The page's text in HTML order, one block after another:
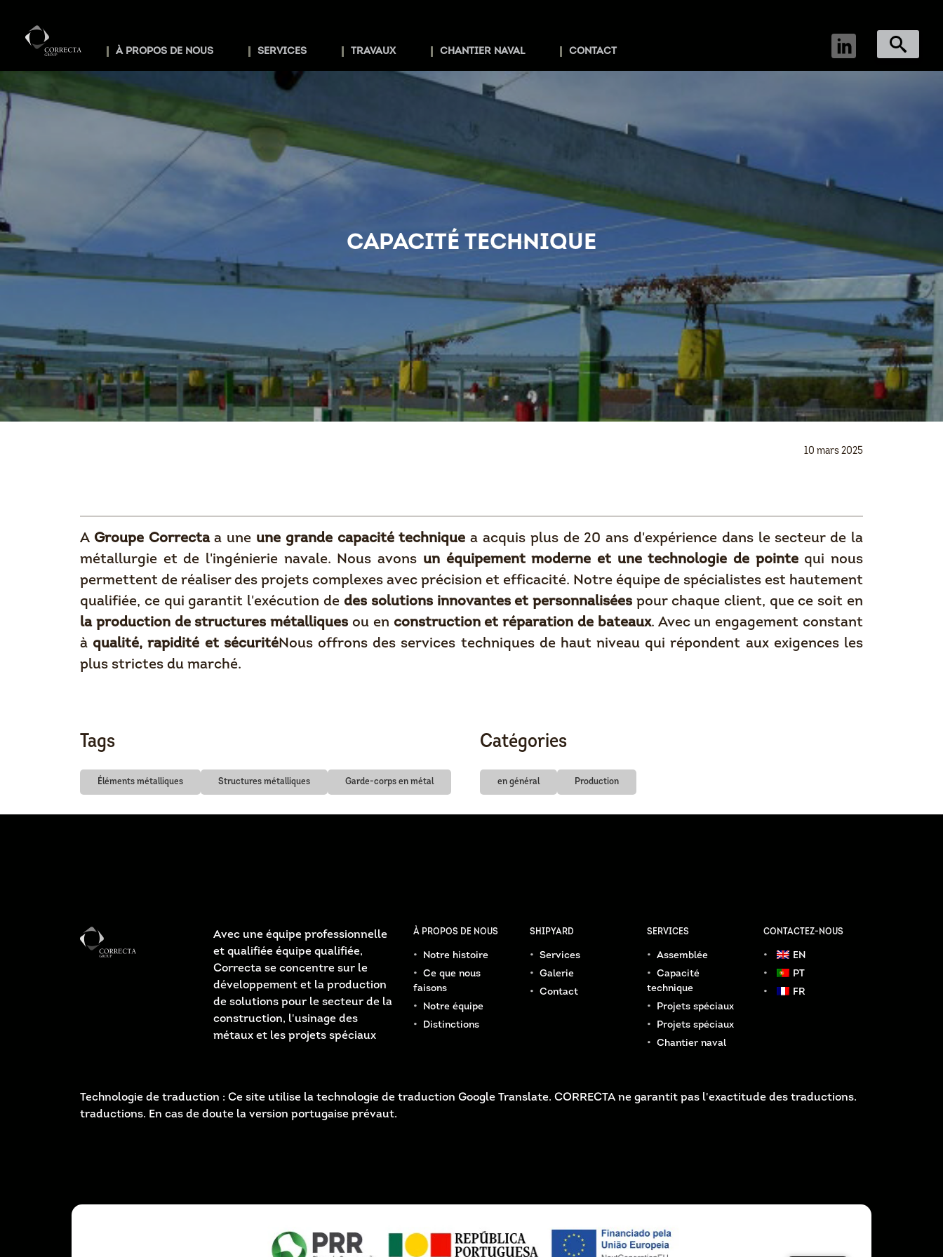
À PROPOS DE NOUS SERVICES TRAVAUX CHANTIER NAVAL CONTACT
CAPACITÉ TECHNIQUE
10 mars 2025
A Groupe Correctaa une une grande capacité technique a acquis plus de 20 ans d'expérience dans le secteur de la
métallurgie et de l'ingénierie navale. Nous avons un équipement moderne et une technologie de pointequi nous
permettent de réaliser des projets complexes avec précision et efficacité. Notre équipe de spécialistes est hautement
qualifiée, ce qui garantit l'exécution de des solutions innovantes et personnaliséespour chaque client, que ce soit en
la production de structures métalliquesou en construction et réparation de bateaux. Avec un engagement constant
à qualité, rapidité et sécuritéNous offrons des services techniques de haut niveau qui répondent aux exigences les
plus strictes du marché.
Tags
Éléments métalliques Structures métalliques Garde-corps en métal
Catégories
en général Production
Avec une équipe professionnelle
et qualifiée équipe qualifiée,
Correcta se concentre sur le
développement et la production
de solutions pour le secteur de la
construction, l'usinage des
métaux et les projets spéciaux
À PROPOS DE NOUS
Notre histoire
Ce que nous
faisons
Notre équipe
Distinctions
SHIPYARD
Services
Galerie
Contact
SERVICES
Assemblée
Capacité
technique
Projets spéciaux
Projets spéciaux
Chantier naval
CONTACTEZ-NOUS
EN
PT
FR
Technologie de traduction : Ce site utilise la technologie de traduction Google Translate. CORRECTA ne garantit pas l'exactitude des traductions.
traductions. En cas de doute la version portugaise prévaut.